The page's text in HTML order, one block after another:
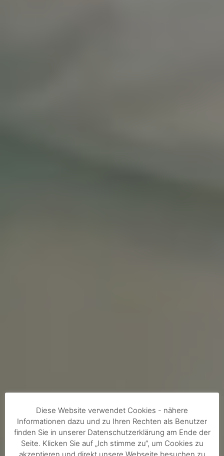
Diese Website verwendet Cookies - nähere
Informationen dazu und zu Ihren Rechten als Benutzer
finden Sie in unserer Datenschutzerklärung am Ende der
Seite. Klicken Sie auf „Ich stimme zu“, um Cookies zu
akzeptieren und direkt unsere Webseite besuchen zu